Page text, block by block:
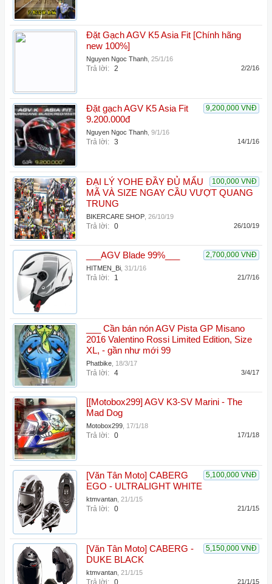
Đặt Gạch AGV K5 Asia Fit [Chính hãng
new 100%]
Nguyen Ngoc Thanh 25/1/16
Trả lời: 2 2/2/16
9,200,000 VNĐ
Đặt gạch AGV K5 Asia Fit
9.200.000đ
Nguyen Ngoc Thanh 9/1/16
Trả lời: 3 14/1/16
100,000 VNĐ
ĐẠI LÝ YOHE ĐẦY ĐỦ MẨU
MÃ VÀ SIZE NGAY CẦU VƯỢT QUANG
TRUNG
BIKERCARE SHOP 26/10/19
Trả lời: 0 26/10/19
2,700,000 VNĐ
___AGV Blade 99%___
HITMEN_Bi 31/1/16
Trả lời: 1 21/7/16
___ Cần bán nón AGV Pista GP Misano
2016 Valentino Rossi Limited Edition, Size
XL, - gần như mới 99
Phatbike 18/3/17
Trả lời: 4 3/4/17
[[Motobox299] AGV K3-SV Marini - The
Mad Dog
Motobox299 17/1/18
Trả lời: 0 17/1/18
5,100,000 VNĐ
[Văn Tân Moto] CABERG
EGO - ULTRALIGHT WHITE
ktmvantan 21/1/15
Trả lời: 0 21/1/15
5,150,000 VNĐ
[Văn Tân Moto] CABERG -
DUKE BLACK
ktmvantan 21/1/15
Trả lời: 0 21/1/15